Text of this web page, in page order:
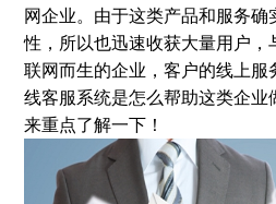
网企业。由于这类产品和服务确
性，所以也迅速收获大量用户，
联网而生的企业，客户的线上服
线客服系统是怎么帮助这类企业
来重点了解一下！